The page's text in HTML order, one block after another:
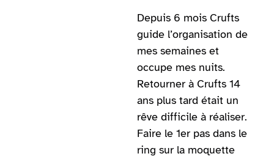
Depuis 6 mois Crufts
guide l’organisation de
mes semaines et
occupe mes nuits.
Retourner à Crufts 14
ans plus tard était un
rêve difficile à réaliser.
Faire le 1er pas dans le
ring sur la moquette